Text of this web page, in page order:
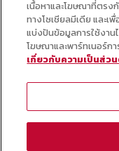
กองทุนวิศวกรแห่งธรร
อาจารย์และบุคลากร
วารสารคณะวิศวกรรมศ
เนื้อหาและโฆษณาที่ตร
ทางโซเชียลมีเดีย และเ
แบ่งปันข้อมูลการใช้งาน
โฆษณาและพาร์ทเนอร์ก
เกี่ยวกับความเป็นส่ว